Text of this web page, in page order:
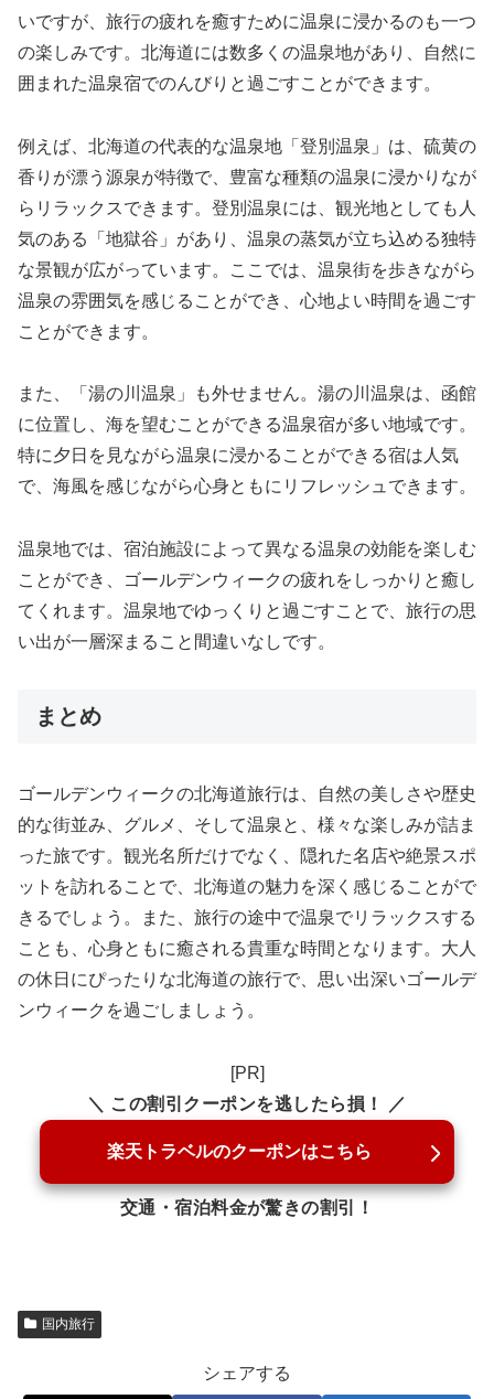
いですが、旅行の疲れを癒すために温泉に浸かるのも一つ
の楽しみです。北海道には数多くの温泉地があり、自然に
囲まれた温泉宿でのんびりと過ごすことができます。
例えば、北海道の代表的な温泉地「登別温泉」は、硫黄の
香りが漂う源泉が特徴で、豊富な種類の温泉に浸かりなが
らリラックスできます。登別温泉には、観光地としても人
気のある「地獄谷」があり、温泉の蒸気が立ち込める独特
な景観が広がっています。ここでは、温泉街を歩きながら
温泉の雰囲気を感じることができ、心地よい時間を過ごす
ことができます。
また、「湯の川温泉」も外せません。湯の川温泉は、函館
に位置し、海を望むことができる温泉宿が多い地域です。
特に夕日を見ながら温泉に浸かることができる宿は人気
で、海風を感じながら心身ともにリフレッシュできます。
温泉地では、宿泊施設によって異なる温泉の効能を楽しむ
ことができ、ゴールデンウィークの疲れをしっかりと癒し
てくれます。温泉地でゆっくりと過ごすことで、旅行の思
い出が一層深まること間違いなしです。
まとめ
ゴールデンウィークの北海道旅行は、自然の美しさや歴史
的な街並み、グルメ、そして温泉と、様々な楽しみが詰ま
った旅です。観光名所だけでなく、隠れた名店や絶景スポ
ットを訪れることで、北海道の魅力を深く感じることがで
きるでしょう。また、旅行の途中で温泉でリラックスする
ことも、心身ともに癒される貴重な時間となります。大人
の休日にぴったりな北海道の旅行で、思い出深いゴールデ
ンウィークを過ごしましょう。
[PR]
＼ この割引クーポンを逃したら損！ ／
楽天トラベルのクーポンはこちら
交通・宿泊料金が驚きの割引！
国内旅行
シェアする